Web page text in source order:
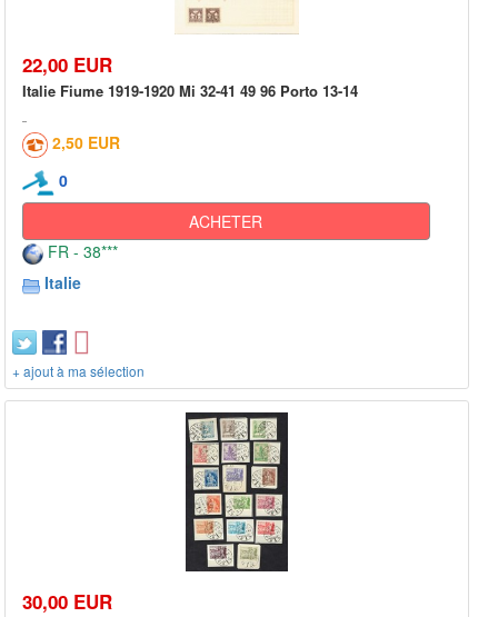
22,00 EUR
Italie Fiume 1919-1920 Mi 32-41 49 96 Porto 13-14
2,50 EUR
0
ACHETER
FR - 38***
Italie
+ ajout à ma sélection
30,00 EUR